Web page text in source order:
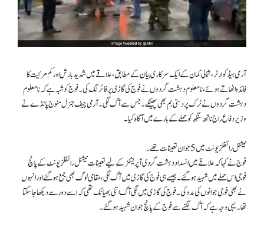
آرمی ہیڈکوارٹر، شمالی کمان کے ایک سرکاری بیان کے مطابق، علاقے میں شدید بارش اور کم مرئیت کا
فائدہ اٹھاتے ہوئے، نامعلوم دہشت گردوں نے فوج کی گاڑی پر فائرنگ کی۔ فوج کو شبہ ہے کہ نامعلوم
دہشت گردوں نے ٹرک پر دستی بم بھی پھینکے۔ جس سے آگ لگی۔ آرمی چیف جنرل منوج پانڈے نے
وزیر دفاع راج ناتھ سنگھ کو حملے کے بارے میں آگاہ کیا۔
نیشنل رائفلز یونٹ میں 5 جوان تعینات تھے۔
فوج نے کہا کہ علاقے میں انسداد دہشت گردی آپریشنز کے لیے تعینات نیشنل رائفلز یونٹ کے پانچ
فوجی اس حملے میں شہید ہو گئے۔ جیسے ہی فوج کی گاڑی میں آگ لگی، مقامی لوگ بھی جمع ہوگئے اور انہوں
نے بھی فوجی جوانوں کی مدد کی۔ فوج کی گاڑی میں لگی آگ اتنی بھیانک تھی کہ اسے دور سے دیکھا جا سکتا
تھا۔ یہی وجہ ہے کہ آگ لگنے سے فوج کے پانچ جوان شہید ہو گئے۔